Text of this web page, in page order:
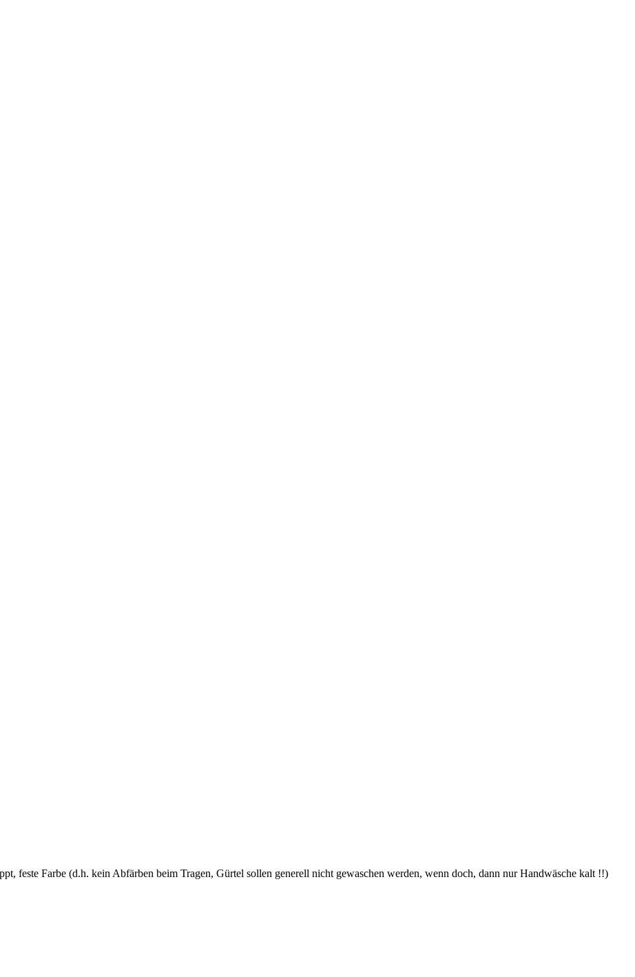
feste Farbe (d.h. kein Abfärben beim Tragen, Gürtel sollen generell nicht gewaschen werden, wenn doch, dann nur Handwäsche kalt !!)